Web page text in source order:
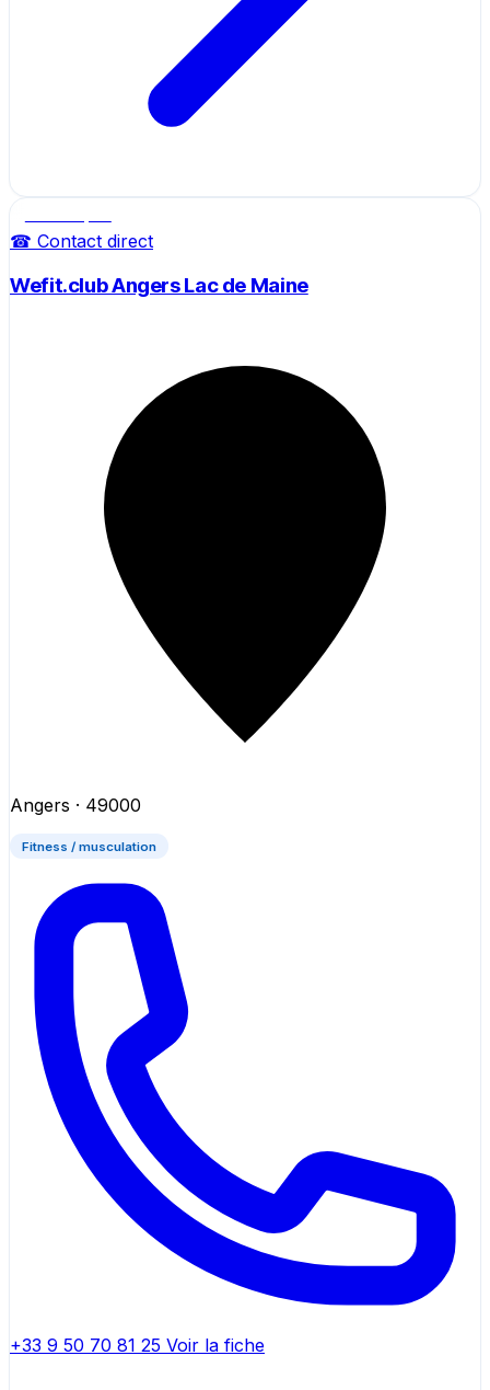
☎ Contact direct
Wefit.club Angers Lac de Maine
Angers · 49000
Fitness / musculation
+33 9 50 70 81 25 Voir la fiche